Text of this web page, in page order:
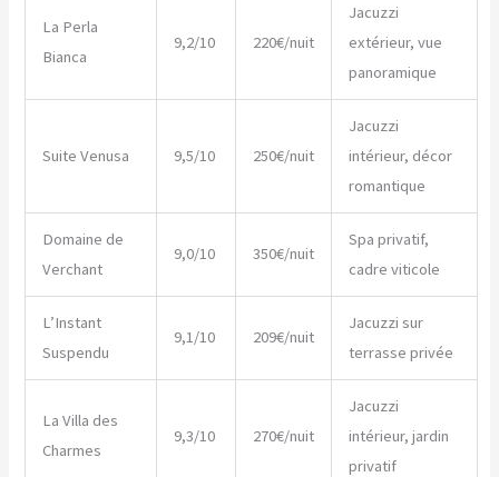
La Perla
Bianca
9,2/10 220€/nuit
Jacuzzi
extérieur, vue
panoramique
Suite Venusa 9,5/10 250€/nuit
Jacuzzi
intérieur, décor
romantique
Domaine de
Verchant
9,0/10 350€/nuit
Spa privatif,
cadre viticole
L’Instant
Suspendu
9,1/10 209€/nuit
Jacuzzi sur
terrasse privée
La Villa des
Charmes
9,3/10 270€/nuit
Jacuzzi
intérieur, jardin
privatif